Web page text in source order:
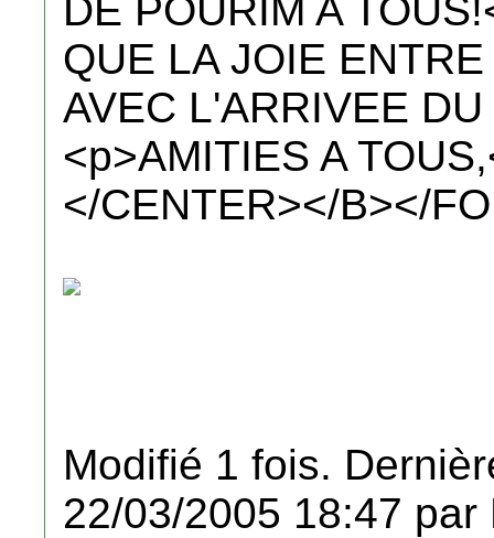
DE POURIM A
QUE LA JOIE
AVEC L'ARRIVEE
<p>AMITIES A
</CENTER></B></
Modifié 1 fois.
22/03/2005 18:47 par